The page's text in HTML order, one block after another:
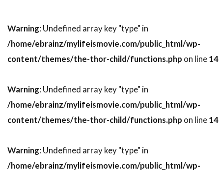
トビン・ベル
トビー・エメリッヒ
トビー・ジョーンズ
トビー・マグワイア
トビー・レグボ
トマス・ワンダー
トム・アダムス
トム・ウィルキンソン
トム・サンダース
トム・シックス
トム・シャドヤック
トム・シュルマン
Warning: Undefined array key "type" in
/home/ebrainz/mylifeismovie.com/public_html/wp-
content/themes/the-thor-child/functions.php on line14
Warning: Undefined array key "type" in
/home/ebrainz/mylifeismovie.com/public_html/wp-
content/themes/the-thor-child/functions.php on line14
Warning: Undefined array key "type" in
/home/ebrainz/mylifeismovie.com/public_html/wp-